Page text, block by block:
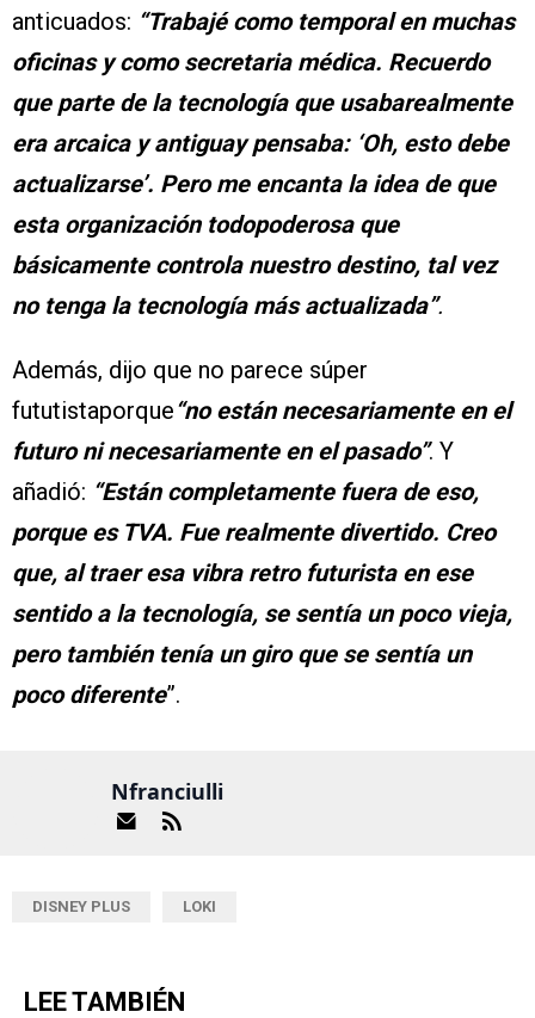
anticuados: “Trabajé como temporal en muchas
oficinas y como secretaria médica. Recuerdo
que parte de la tecnología que usabarealmente
era arcaica y antiguay pensaba: ‘Oh, esto debe
actualizarse’. Pero me encanta la idea de que
esta organización todopoderosa que
básicamente controla nuestro destino, tal vez
no tenga la tecnología más actualizada”.
Además, dijo que no parece súper
fututistaporque“no están necesariamente en el
futuro ni necesariamente en el pasado”. Y
añadió: “Están completamente fuera de eso,
porque es TVA. Fue realmente divertido. Creo
que, al traer esa vibra retro futurista en ese
sentido a la tecnología, se sentía un poco vieja,
pero también tenía un giro que se sentía un
poco diferente”.
Nfranciulli
DISNEY PLUS LOKI
LEE TAMBIÉN